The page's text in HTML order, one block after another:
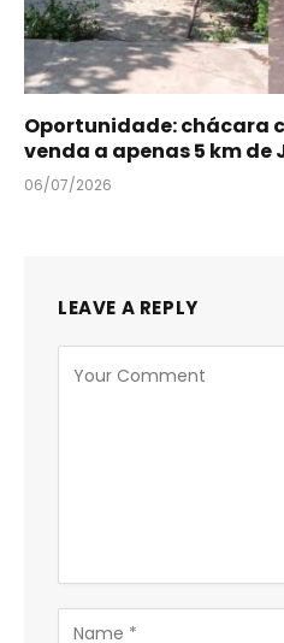
Oportunidade: chácara
venda a apenas 5 km de
06/07/2026
LEAVE A REPLY